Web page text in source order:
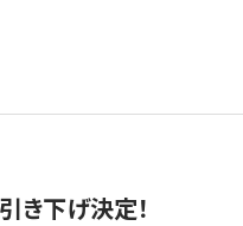
き下げ決定！